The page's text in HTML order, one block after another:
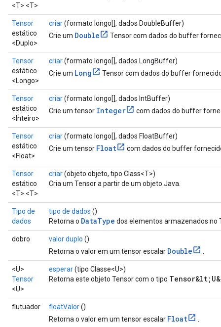
<T> <T>
Tensor
estático
<Duplo>
criar(formato longo[], dados DoubleBuffer)
Crie um Double Tensor com dados do buffer
Tensor
estático
<Longo>
criar(formato longo[], dados LongBuffer)
Crie um Long Tensor com dados do buffer
Tensor
estático
<Inteiro>
criar(formato longo[], dados IntBuffer)
Crie um tensor Integer com dados do buffer
Tensor
estático
<Float>
criar(formato longo[], dados FloatBuffer)
Crie um tensor Float com dados do buffer
Tensor
estático
<T> <T>
criar(objeto objeto, tipo Class<T>)
Cria um Tensor a partir de um objeto Java.
Tipo de
dados
tipo de dados ()
Retorna o DataType dos elementos armazenados no
dobro valor duplo ()
Retorna o valor em um tensor escalar Double
<U>
Tensor
<U>
esperar(tipo Classe<U>)
Retorna este objeto Tensor com o tipo
flutuador floatValor()
Retorna o valor em um tensor escalar Float